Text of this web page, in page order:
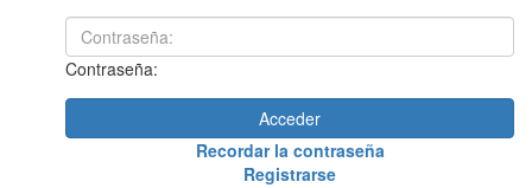
Contraseña:
Acceder
Recordar la contraseña
Registrarse